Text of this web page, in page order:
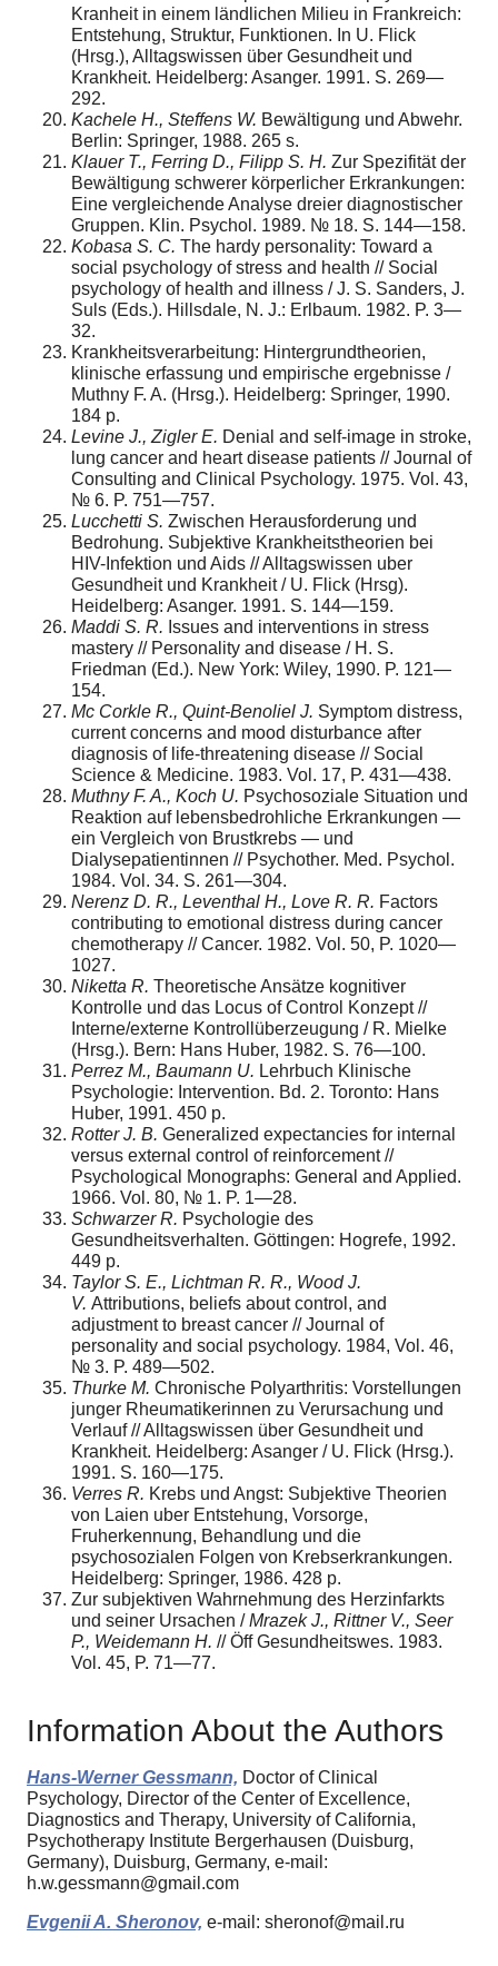
Kranheit in einem ländlichen Milieu in Frankreich:
Entstehung, Struktur, Funktionen. In U. Flick
(Hrsg.), Alltagswissen über Gesundheit und
Krankheit. Heidelberg: Asanger. 1991. S. 269—
292.
Kachele H., Steffens W. Bewältigung und Abwehr.
Berlin: Springer, 1988. 265 s.
Klauer T., Ferring D., Filipp S. H. Zur Spezifität der
Bewältigung schwerer körperlicher Erkrankungen:
Eine vergleichende Analyse dreier diagnostischer
Gruppen. Klin. Psychol. 1989. № 18. S. 144—158.
Kobasa S. C. The hardy personality: Toward a
social psychology of stress and health // Social
psychology of health and illness / J. S. Sanders, J.
Suls (Eds.). Hillsdale, N. J.: Erlbaum. 1982. P. 3—
32.
Krankheitsverarbeitung: Hintergrundtheorien,
klinische erfassung und empirische ergebnisse /
Muthny F. A. (Hrsg.). Heidelberg: Springer, 1990.
184 p.
Levine J., Zigler E. Denial and self-image in stroke,
lung cancer and heart disease patients // Journal of
Consulting and Clinical Psychology. 1975. Vol. 43,
№ 6. P. 751—757.
Lucchetti S. Zwischen Herausforderung und
Bedrohung. Subjektive Krankheitstheorien bei
HIV-Infektion und Aids // Alltagswissen uber
Gesundheit und Krankheit / U. Flick (Hrsg).
Heidelberg: Asanger. 1991. S. 144—159.
Maddi S. R. Issues and interventions in stress
mastery // Personality and disease / H. S.
Friedman (Ed.). New York: Wiley, 1990. P. 121—
154.
Mc Corkle R., Quint-Benoliel J. Symptom distress,
current concerns and mood disturbance after
diagnosis of life-threatening disease // Social
Science & Medicine. 1983. Vol. 17, P. 431—438.
Muthny F. A., Koch U. Psychosoziale Situation und
Reaktion auf lebensbedrohliche Erkrankungen —
ein Vergleich von Brustkrebs — und
Dialysepatientinnen // Psychother. Med. Psychol.
1984. Vol. 34. S. 261—304.
Nerenz D. R., Leventhal H., Love R. R. Factors
contributing to emotional distress during cancer
chemotherapy // Cancer. 1982. Vol. 50, P. 1020—
1027.
Niketta R. Theoretische Ansätze kognitiver
Kontrolle und das Locus of Control Konzept //
Interne/externe Kontrollüberzeugung / R. Mielke
(Hrsg.). Bern: Hans Huber, 1982. S. 76—100.
Perrez M., Baumann U. Lehrbuch Klinische
Psychologie: Intervention. Bd. 2. Toronto: Hans
Huber, 1991. 450 p.
Rotter J. B. Generalized expectancies for internal
versus external control of reinforcement //
Psychological Monographs: General and Applied.
1966. Vol. 80, № 1. P. 1—28.
Schwarzer R. Psychologie des
Gesundheitsverhalten. Göttingen: Hogrefe, 1992.
449 p.
Taylor S. E., Lichtman R. R., Wood J.
V. Attributions, beliefs about control, and
adjustment to breast cancer // Journal of
personality and social psychology. 1984, Vol. 46,
№ 3. P. 489—502.
Thurke M. Chronische Polyarthritis: Vorstellungen
junger Rheumatikerinnen zu Verursachung und
Verlauf // Alltagswissen über Gesundheit und
Krankheit. Heidelberg: Asanger / U. Flick (Hrsg.).
1991. S. 160—175.
Verres R. Krebs und Angst: Subjektive Theorien
von Laien uber Entstehung, Vorsorge,
Fruherkennung, Behandlung und die
psychosozialen Folgen von Krebserkrankungen.
Heidelberg: Springer, 1986. 428 p.
Zur subjektiven Wahrnehmung des Herzinfarkts
und seiner Ursachen /Mrazek J., Rittner V., Seer
P., Weidemann H. // Öff Gesundheitswes. 1983.
Vol. 45, P. 71—77.
Information About the Authors
Hans-Werner Gessmann, Doctor of Clinical
Psychology, Director of the Center of Excellence,
Diagnostics and Therapy, University of California,
Psychotherapy Institute Bergerhausen (Duisburg,
Germany), Duisburg, Germany, e-mail:
h.w.gessmann@gmail.com
Evgenii A. Sheronov, e-mail: sheronof@mail.ru